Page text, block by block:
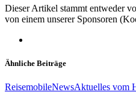
Dieser Artikel stammt entweder
von einem unserer Sponsoren
Ähnliche Beiträge
ReisemobileNewsAktuelles vom